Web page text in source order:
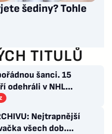
šediny? Tohle
TITULŮ
šanci. 15
odehráli v NHL
zápasy
Nejtrapnější
všech dob.